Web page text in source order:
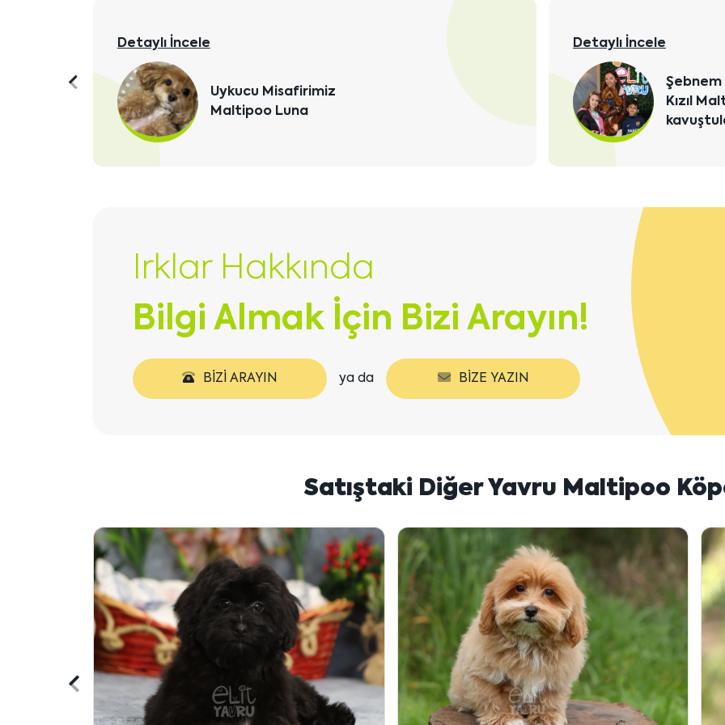
Detaylı İncele
Şebnem Hanım ve ailesi
Kızıl Maltipoo yavrularına
kavuştular
Detaylı İncele
kavuştu
Önceki
içeriği
Irklar Hakkında
Bilgi Almak İçin Bizi Arayın!
BIZI ARAYIN ya da BIZE YAZIN
Satıştaki Diğer Yavru Maltipoo
Önceki